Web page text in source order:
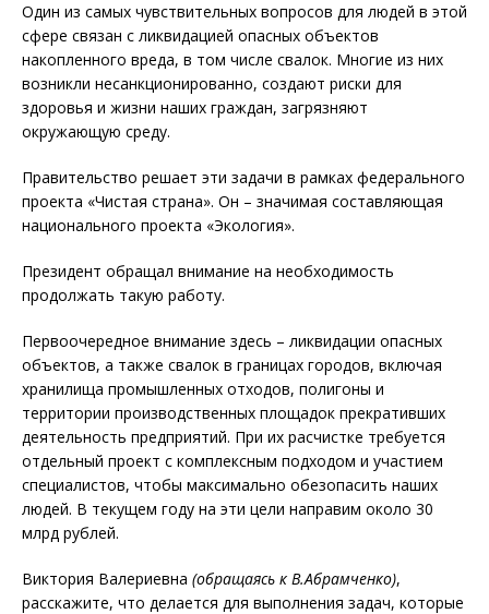
Один из самых чувствительных вопросов для людей в этой
сфере связан с ликвидацией опасных объектов
накопленного вреда, в том числе свалок. Многие из них
возникли несанкционированно, создают риски для
здоровья и жизни наших граждан, загрязняют
окружающую среду.
Правительство решает эти задачи в рамках федерального
проекта «Чистая страна». Он – значимая составляющая
национального проекта «Экология».
Президент обращал внимание на необходимость
продолжать такую работу.
Первоочередное внимание здесь – ликвидации опасных
объектов, а также свалок в границах городов, включая
хранилища промышленных отходов, полигоны и
территории производственных площадок прекративших
деятельность предприятий. При их расчистке требуется
отдельный проект с комплексным подходом и участием
специалистов, чтобы максимально обезопасить наших
людей. В текущем году на эти цели направим около 30
млрд рублей.
Виктория Валериевна (обращаясь к В.Абрамченко),
расскажите, что делается для выполнения задач, которые